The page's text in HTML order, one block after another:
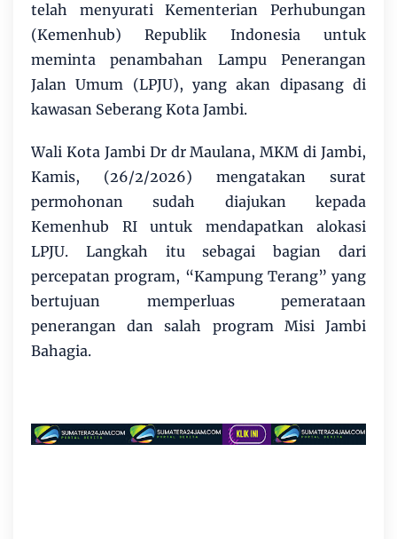
telah menyurati Kementerian Perhubungan
(Kemenhub) Republik Indonesia untuk
meminta penambahan Lampu Penerangan
Jalan Umum (LPJU), yang akan dipasang di
kawasan Seberang Kota Jambi.
Wali Kota Jambi Dr dr Maulana, MKM di Jambi,
Kamis, (26/2/2026) mengatakan surat
permohonan sudah diajukan kepada
Kemenhub RI untuk mendapatkan alokasi
LPJU. Langkah itu sebagai bagian dari
percepatan program, “Kampung Terang” yang
bertujuan memperluas pemerataan
penerangan dan salah program Misi Jambi
Bahagia.